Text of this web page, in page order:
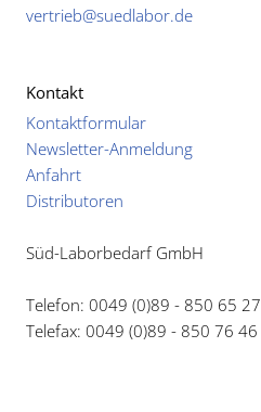
vertrieb@suedlabor.de
Kontakt
Kontaktformular
Newsletter-Anmeldung
Anfahrt
Distributoren
Süd-Laborbedarf GmbH
Telefon: 0049 (0)89 - 850 65 27
Telefax: 0049 (0)89 - 850 76 46